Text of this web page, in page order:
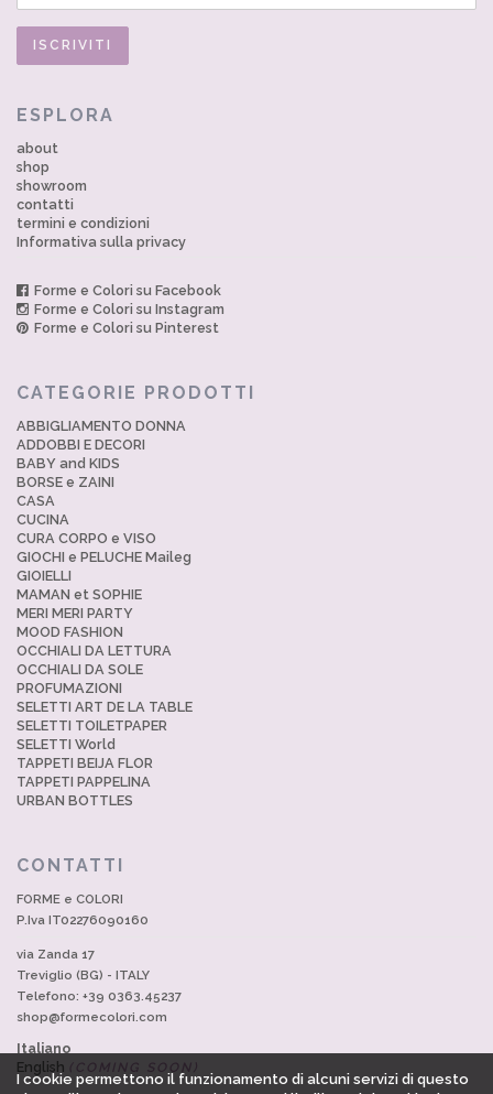
ESPLORA
about
shop
showroom
contatti
termini e condizioni
Informativa sulla privacy
Forme e Colori su Facebook
Forme e Colori su Instagram
Forme e Colori su Pinterest
CATEGORIE PRODOTTI
ABBIGLIAMENTO DONNA
ADDOBBI E DECORI
BABY and KIDS
BORSE e ZAINI
CASA
CUCINA
CURA CORPO e VISO
GIOCHI e PELUCHE Maileg
GIOIELLI
MAMAN et SOPHIE
MERI MERI PARTY
MOOD FASHION
OCCHIALI DA LETTURA
OCCHIALI DA SOLE
PROFUMAZIONI
SELETTI ART DE LA TABLE
SELETTI TOILETPAPER
SELETTI World
TAPPETI BEIJA FLOR
TAPPETI PAPPELINA
URBAN BOTTLES
CONTATTI
FORME e COLORI
P.Iva IT02276090160
via Zanda 17
Treviglio (BG) - ITALY
Telefono: +39 0363.45237
shop@formecolori.com
Italiano
English (COMING SOON)
I cookie permettono il funzionamento di alcuni servizi di questo